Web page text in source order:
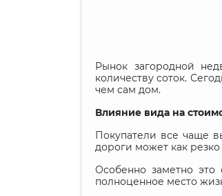
Рынок загородной
количеству соток.
чем сам дом.
Влияние вида на
Покупатели все чаще
дороги может как
Особенно заметно это
полноценное место